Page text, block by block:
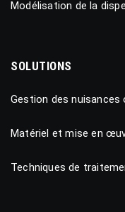
Modélisation de la
SOLUTIONS
Gestion des
Matériel et mise en
Techniques de